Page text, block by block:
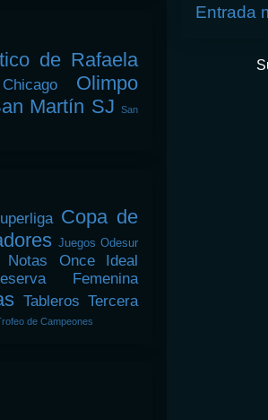
Entrada
de Rafaela
Olimpo
Martín SJ
San
Copa de
Juegos Odesur
Notas
Once Ideal
Femenina
Tableros Tercera
de Campeones